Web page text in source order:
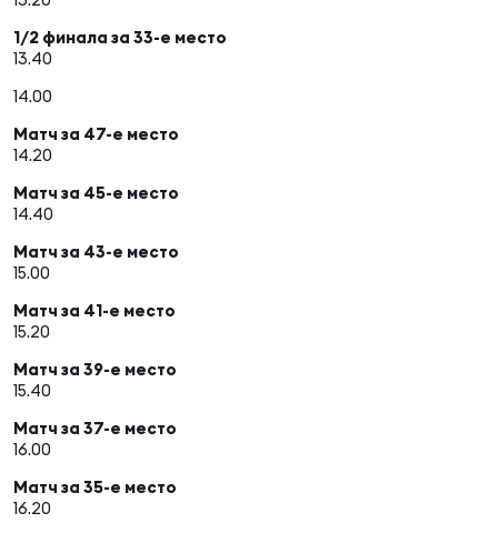
1/2 финала за 33-е место
13.40
14.00
Матч за 47-е место
14.20
Матч за 45-е место
14.40
Матч за 43-е место
15.00
Матч за 41-е место
15.20
Матч за 39-е место
15.40
Матч за 37-е место
16.00
Матч за 35-е место
16.20